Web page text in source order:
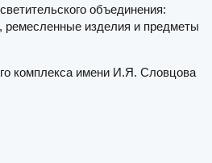
объединения:
ремесленные изделия и предметы
комплекса имени И.Я. Словцова